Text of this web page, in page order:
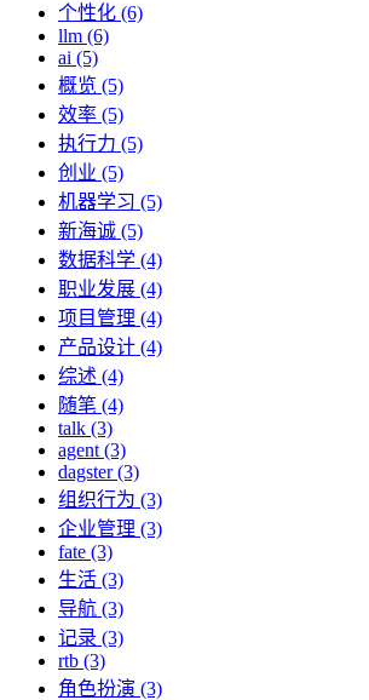
个性化 (6)
llm (6)
ai (5)
概览 (5)
效率 (5)
执行力 (5)
创业 (5)
机器学习 (5)
新海诚 (5)
数据科学 (4)
职业发展 (4)
项目管理 (4)
产品设计 (4)
综述 (4)
随笔 (4)
talk (3)
agent (3)
dagster (3)
组织行为 (3)
企业管理 (3)
fate (3)
生活 (3)
导航 (3)
记录 (3)
rtb (3)
角色扮演 (3)